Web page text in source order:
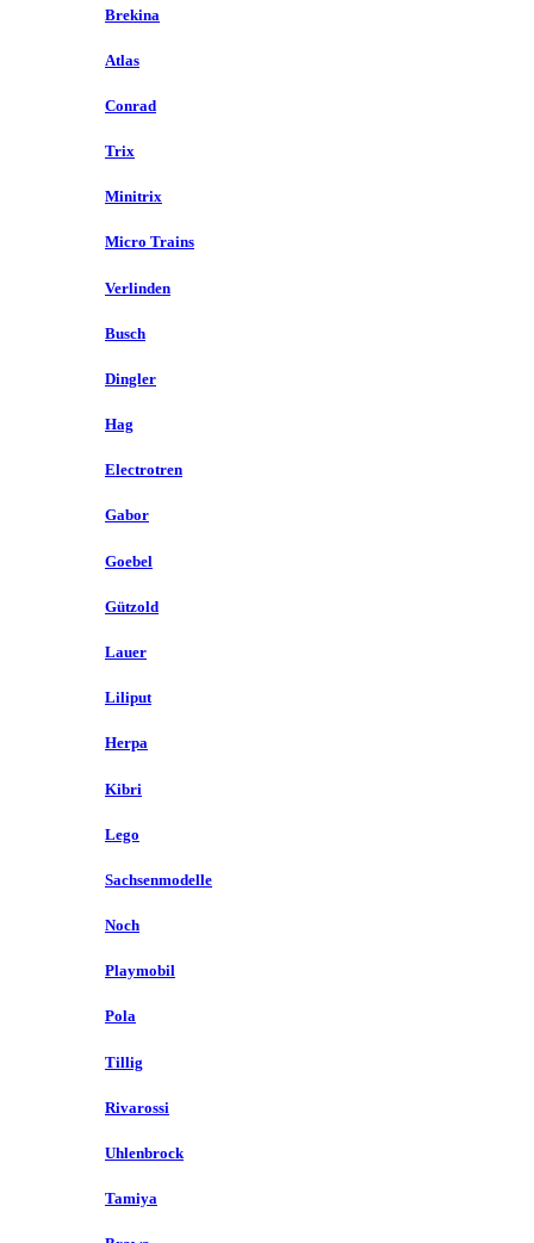
Brekina
Atlas
Conrad
Trix
Minitrix
Micro Trains
Verlinden
Busch
Dingler
Hag
Electrotren
Gabor
Goebel
Gützold
Lauer
Liliput
Herpa
Kibri
Lego
Sachsenmodelle
Noch
Playmobil
Pola
Tillig
Rivarossi
Uhlenbrock
Tamiya